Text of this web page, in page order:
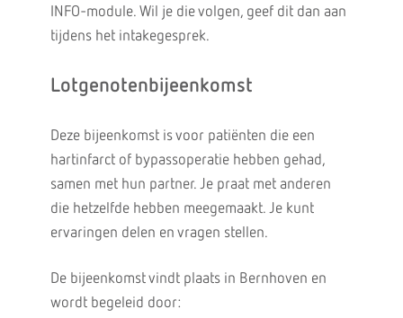
INFO-module. Wil je die volgen, geef dit dan aan
tijdens het intakegesprek.
Lotgenotenbijeenkomst
Deze bijeenkomst is voor patiënten die een
hartinfarct of bypassoperatie hebben gehad,
samen met hun partner. Je praat met anderen
die hetzelfde hebben meegemaakt. Je kunt
ervaringen delen en vragen stellen.
De bijeenkomst vindt plaats in Bernhoven en
wordt begeleid door: